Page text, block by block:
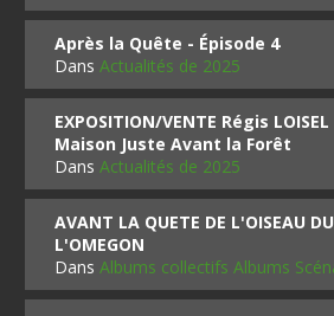
Après la Quête - Épisode 4
DansActualités de 2025
EXPOSITION/VENTE Régis
Maison Juste Avant la Forêt
DansActualités de 2025
AVANT LA QUETE DE L'OISEAU
L'OMEGON
DansAlbums collectifs Albums